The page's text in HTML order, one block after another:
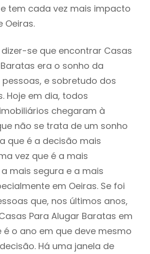
tem cada vez mais impacto
Oeiras.
se que encontrar Casas
era o sonho da
e sobretudo dos
Hoje em dia, todos
chegaram à
não se trata de um sonho
que é a decisão mais
vez que é a mais
mais segura e a mais
em Oeiras. Se foi
que, nos últimos anos,
Para Alugar Baratas em
é o ano em que deve mesmo
Há uma janela de